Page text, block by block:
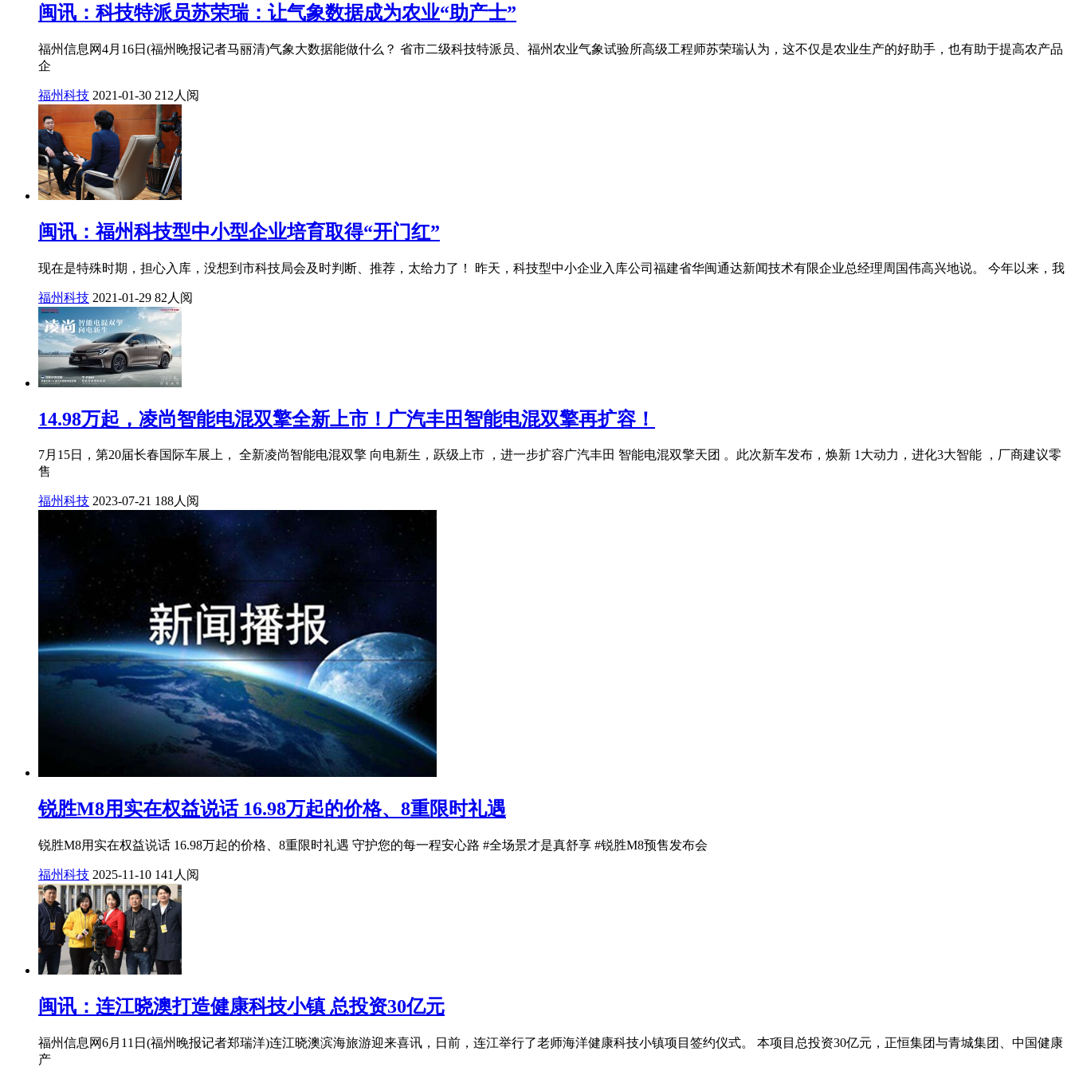
闽讯：科技特派员苏荣瑞：让气象数据成为农业“助产士”
福州信息网4月16日(福州晚报记者马丽清)气象大数据能做什么？ 省市二级科技特派员、福州农业气象试验所高级工程师苏荣瑞认为，这不仅是农业生产的好助手，也有助于提高农产品
企
福州科技 2021-01-30 212人阅
闽讯：福州科技型中小型企业培育取得“开门红”
现在是特殊时期，担心入库，没想到市科技局会及时判断、推荐，太给力了！ 昨天，科技型中小企业入库公司福建省华闽通达新闻技术有限企业总经理周国伟高兴地说。 今年以来，我
福州科技 2021-01-29 82人阅
14.98万起，凌尚智能电混双擎全新上市！广汽丰田智能电混双擎再扩容！
7月15日，第20届长春国际车展上， 全新凌尚智能电混双擎 向电新生，跃级上市 ，进一步扩容广汽丰田 智能电混双擎天团 。此次新车发布，焕新 1大动力，进化3大智能 ，厂商建议零
售
福州科技 2023-07-21 188人阅
锐胜M8用实在权益说话 16.98万起的价格、8重限时礼遇
锐胜M8用实在权益说话 16.98万起的价格、8重限时礼遇 守护您的每一程安心路 #全场景才是真舒享 #锐胜M8预售发布会
福州科技 2025-11-10 141人阅
闽讯：连江晓澳打造健康科技小镇 总投资30亿元
福州信息网6月11日(福州晚报记者郑瑞洋)连江晓澳滨海旅游迎来喜讯，日前，连江举行了老师海洋健康科技小镇项目签约仪式。 本项目总投资30亿元，正恒集团与青城集团、中国健康
产